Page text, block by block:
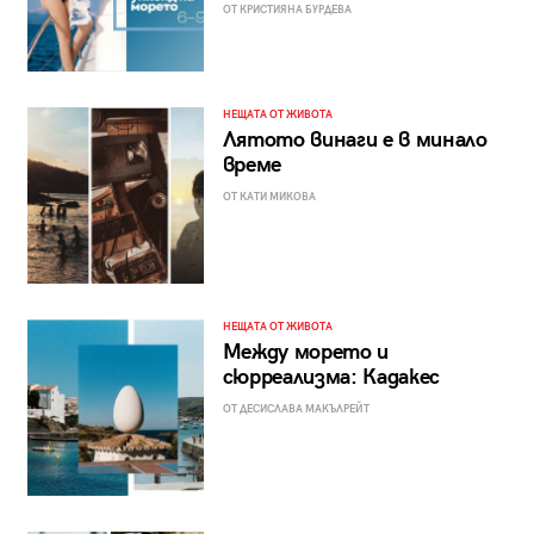
ОТ КРИСТИЯНА БУРДЕВА
НЕЩАТА ОТ ЖИВОТА
Лятото винаги е в минало
време
ОТ КАТИ МИКОВА
НЕЩАТА ОТ ЖИВОТА
Между морето и
сюрреализма: Кадакес
ОТ ДЕСИСЛАВА МАКЪЛРЕЙТ